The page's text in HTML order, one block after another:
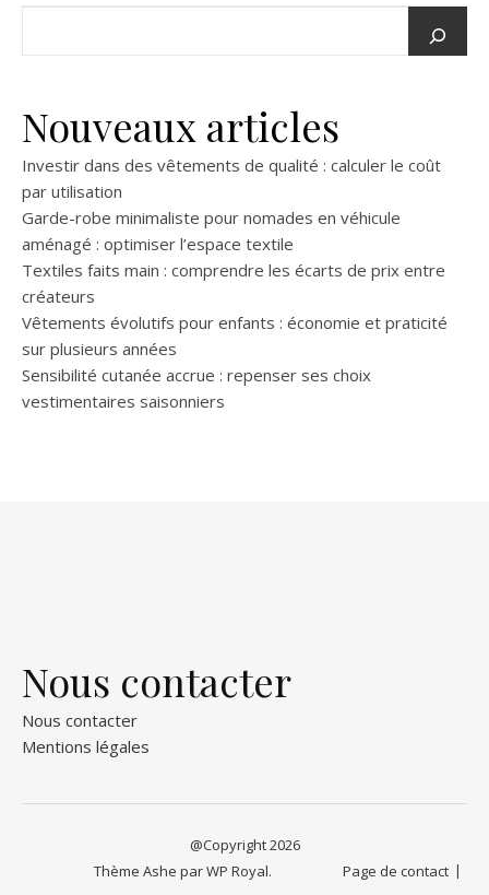
Nouveaux articles
Investir dans des vêtements de qualité : calculer le coût
par utilisation
Garde-robe minimaliste pour nomades en véhicule
aménagé : optimiser l’espace textile
Textiles faits main : comprendre les écarts de prix entre
créateurs
Vêtements évolutifs pour enfants : économie et praticité
sur plusieurs années
Sensibilité cutanée accrue : repenser ses choix
vestimentaires saisonniers
Nous contacter
Nous contacter
Mentions légales
@Copyright 2026
Page de contact
Thème Ashe parWP Royal.